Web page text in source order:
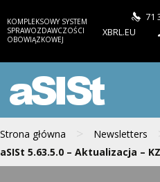
KOMPLEKSOWY SYSTEM
SPRAWOZDAWCZOŚCI
OBOWIĄZKOWEJ
71
XBRL.EU
aSISt
Strona główna > Newsletters
aSISt 5.63.5.0 – Aktualizacja –